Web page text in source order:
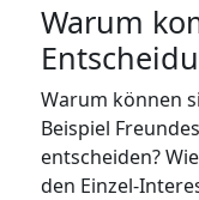
Warum
Warum können
Beispiel
entscheiden?
den Einzel-